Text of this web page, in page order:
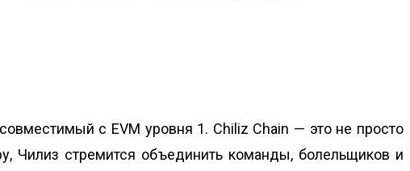
с EVM уровня 1. Chiliz Chain — это не просто
Чилиз стремится объединить команды, болельщиков и